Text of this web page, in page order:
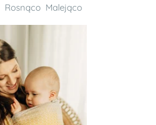
Rosnąco Malejąco